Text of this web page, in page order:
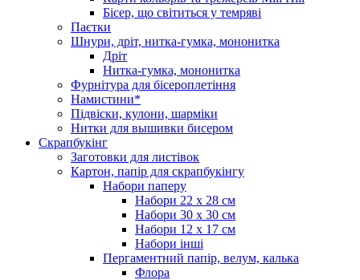
Бісер, що світиться у темряві
Паєтки
Шнури, дріт, нитка-гумка, мононитка
Дріт
Нитка-гумка, мононитка
Фурнітура для бісероплетіння
Намистини*
Підвіски, кулони, шарміки
Нитки для вышивки бисером
Скрапбукінг
Заготовки для листівок
Картон, папір для скрапбукінгу
Набори паперу
Набори 22 х 28 см
Набори 30 х 30 см
Набори 12 х 17 см
Набори інші
Пергаментний папір, велум, калька
Флора